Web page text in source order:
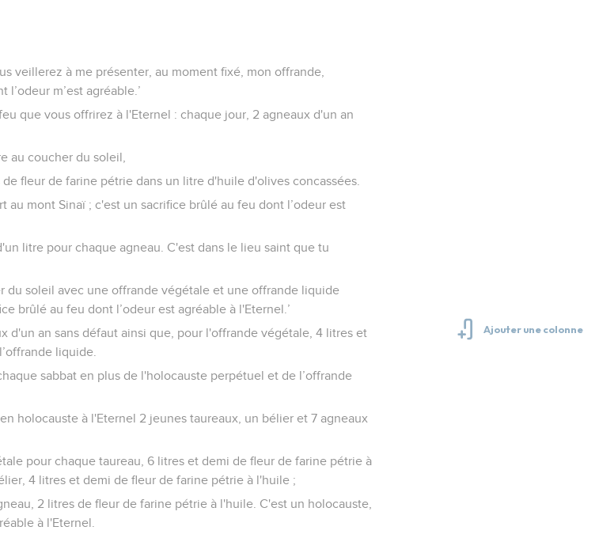
veillerez à me présenter, au moment fixé, mon offrande,
m’est agréable.’
que vous offrirez à l'Eternel : chaque jour, 2 agneaux d'un an
au coucher du soleil,
fleur de farine pétrie dans un litre d'huile d'olives concassées.
mont Sinaï ; c'est un sacrifice brûlé au feu dont l’odeur est
litre pour chaque agneau. C'est dans le lieu saint que tu
du soleil avec une offrande végétale et une offrande liquide
brûlé au feu dont l’odeur est agréable à l'Eternel.’
d'un an sans défaut ainsi que, pour l'offrande végétale, 4 litres et
liquide.
sabbat en plus de l'holocauste perpétuel et de l’offrande
holocauste à l'Eternel 2 jeunes taureaux, un bélier et 7 agneaux
pour chaque taureau, 6 litres et demi de fleur de farine pétrie à
4 litres et demi de fleur de farine pétrie à l'huile ;
2 litres de fleur de farine pétrie à l'huile. C'est un holocauste,
à l'Eternel.